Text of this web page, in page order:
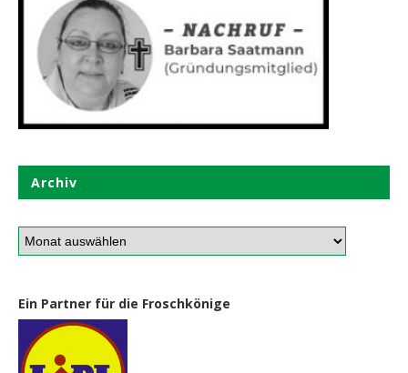
Archiv
Ein Partner für die Froschkönige